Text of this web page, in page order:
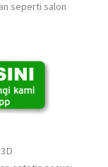
seperti salon